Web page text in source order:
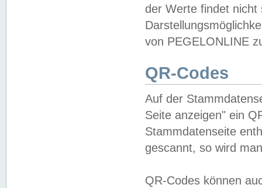
der Werte findet
von PEGELONLINE
QR-Codes
Auf der
Seite anzeigen" ein
Stammdatenseite
gescannt, so wird
QR-Codes können